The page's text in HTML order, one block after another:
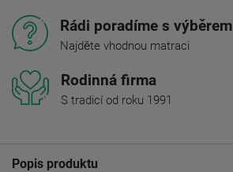
Rádi poradíme s výběrem
Najděte vhodnou matraci
Rodinná firma
S tradicí od roku 1991
Popis produktu